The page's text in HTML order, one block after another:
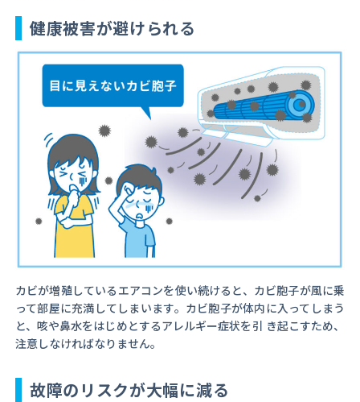
健康被害が避けられる
カビが増殖しているエアコンを使い続けると、カビ胞子が風に乗
って部屋に充満してしまいます。カビ胞子が体内に入ってしまう
と、咳や鼻水をはじめとするアレルギー症状を引 き起こすため、
注意しなければなりません。
故障のリスクが大幅に減る